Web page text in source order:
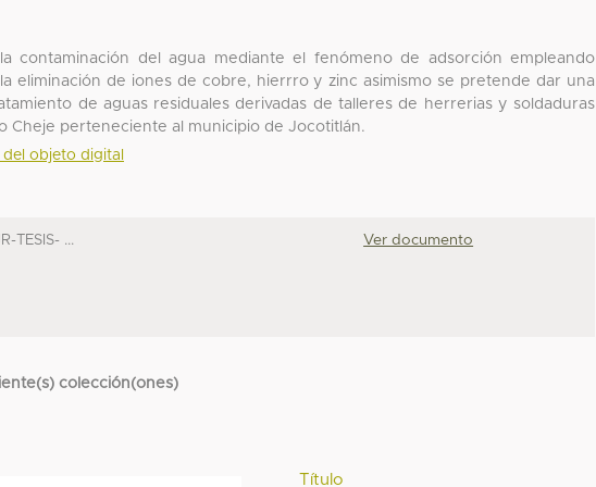
contaminación del agua mediante el fenómeno de adsorción empleando
eliminación de iones de cobre, hierrro y zinc asimismo se pretende dar una
de aguas residuales derivadas de talleres de herrerias y soldaduras
Cheje perteneciente al municipio de Jocotitlán.
objeto digital
TESIS- ...
Ver documento
colección(ones)
Título